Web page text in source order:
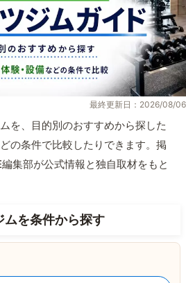
最終更新日：2026/08/06
を、目的別のおすすめから探した
の条件で比較したりできます。掲
集部が公式情報と独自取材をもと
ムを条件から探す